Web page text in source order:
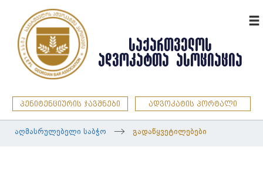
ᲡᲐᲥᲐᲠᲗᲕᲔᲚᲝᲡ
ᲐᲓᲕᲝᲙᲐᲢᲗᲐ ᲐᲡᲝᲪᲘᲐᲪᲘᲐ
პენიტენციურის ჯავშნები ადვოკატის პორტალი
აღმასრულებელი საბჭო გადაწყვეტილებები